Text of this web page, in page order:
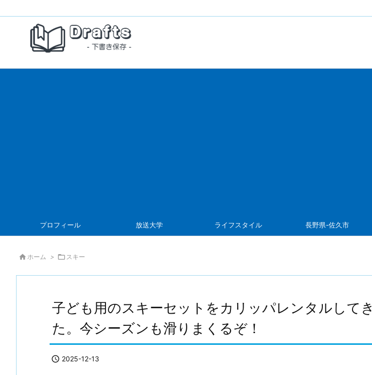
プロフィール 放送大学 ライフスタイル 長野県-佐久市
 ホーム >  スキー
子ども用のスキーセットをカリッパレンタルしてき
た。今シーズンも滑りまくるぞ！
 2025-12-13